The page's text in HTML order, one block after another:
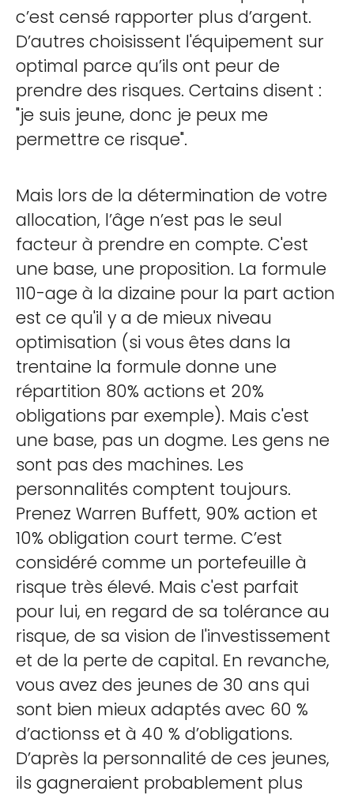
c’est censé rapporter plus d’argent.
D’autres choisissent l'équipement sur
optimal parce qu’ils ont peur de
prendre des risques. Certains disent :
"je suis jeune, donc je peux me
permettre ce risque".
Mais lors de la détermination de votre
allocation, l’âge n’est pas le seul
facteur à prendre en compte. C'est
une base, une proposition. La formule
110-age à la dizaine pour la part action
est ce qu'il y a de mieux niveau
optimisation (si vous êtes dans la
trentaine la formule donne une
répartition 80% actions et 20%
obligations par exemple). Mais c'est
une base, pas un dogme. Les gens ne
sont pas des machines. Les
personnalités comptent toujours.
Prenez Warren Buffett, 90% action et
10% obligation court terme. C’est
considéré comme un portefeuille à
risque très élevé. Mais c'est parfait
pour lui, en regard de sa tolérance au
risque, de sa vision de l'investissement
et de la perte de capital. En revanche,
vous avez des jeunes de 30 ans qui
sont bien mieux adaptés avec 60 %
d’actionss et à 40 % d’obligations.
D’après la personnalité de ces jeunes,
ils gagneraient probablement plus